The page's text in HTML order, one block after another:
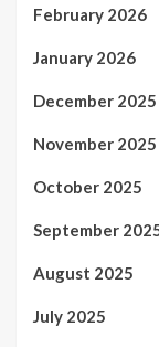
February 2026
January 2026
December 2025
November 2025
October 2025
September
August 2025
July 2025